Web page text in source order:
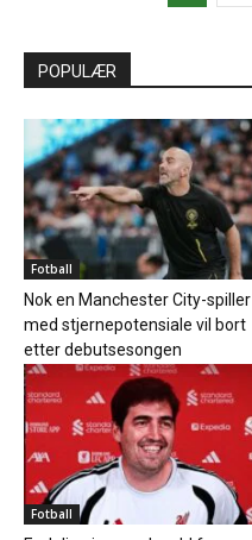
POPULÆR
Fotball
Nok en Manchester City-spiller
med stjernepotensiale vil bort
etter debutsesongen
Fotball